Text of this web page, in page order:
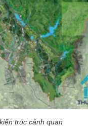
trúc cảnh quan